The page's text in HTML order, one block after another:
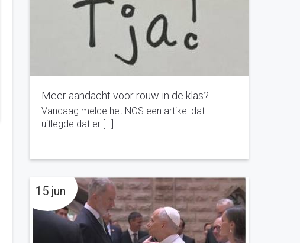
Meer aandacht voor rouw in de klas?
Vandaag melde het NOS een artikel dat
uitlegde dat er […]
15 jun